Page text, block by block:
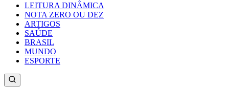
LEITURA DINÂMICA
NOTA ZERO OU DEZ
ARTIGOS
SAÚDE
BRASIL
MUNDO
ESPORTE